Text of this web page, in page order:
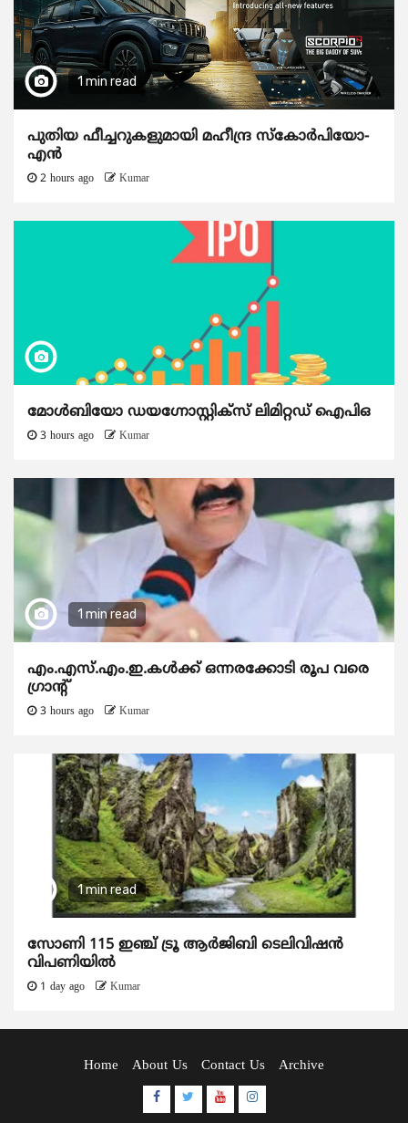
1 min read
പുതിയ ഫീച്ചറുകളുമായി മഹീന്ദ്ര സ്കോർപിയോ-
എൻ
2 hours ago Kumar
മോൾബിയോ ഡയഗ്നോസ്റ്റിക്സ് ലിമിറ്റഡ് ഐപിഒ
3 hours ago Kumar
1 min read
എം.എസ്.എം.ഇ.കൾക്ക് ഒന്നരക്കോടി രൂപ വരെ
ഗ്രാന്റ്
3 hours ago Kumar
1 min read
സോണി 115 ഇഞ്ച് ട്രൂ ആർജിബി ടെലിവിഷൻ
വിപണിയിൽ
1 day ago Kumar
Home About Us Contact Us Archive
Facebook
TwitterYoutubeInstagram